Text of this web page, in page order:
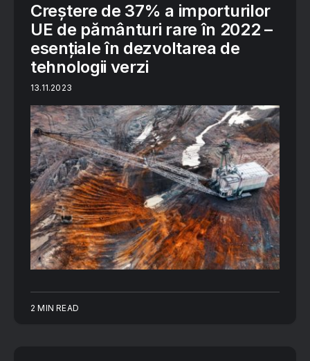
Creștere de 37% a importurilor
UE de pământuri rare în 2022 –
esențiale în dezvoltarea de
tehnologii verzi
13.11.2023
2 MIN READ